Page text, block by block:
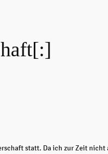
statt. Da ich zur Zeit